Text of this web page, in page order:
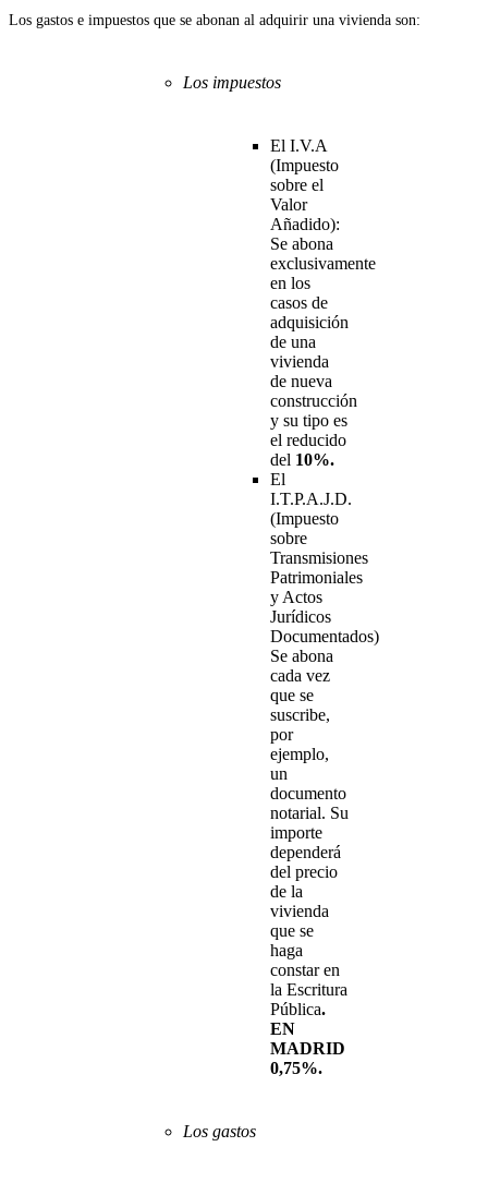
Los gastos e impuestos que se abonan al adquirir una vivienda son:
Los impuestos
El I.V.A
(Impuesto
sobre el
Valor
Añadido):
Se abona
exclusivamente
en los
casos de
adquisición
de una
vivienda
de nueva
construcción
y su tipo es
el reducido
del 10%.
El
I.T.P.A.J.D.
(Impuesto
sobre
Transmisiones
Patrimoniales
y Actos
Jurídicos
Documentados)
Se abona
cada vez
que se
suscribe,
por
ejemplo,
un
documento
notarial. Su
importe
dependerá
del precio
de la
vivienda
que se
haga
constar en
la Escritura
Pública.
EN
MADRID
0,75%.
Los gastos